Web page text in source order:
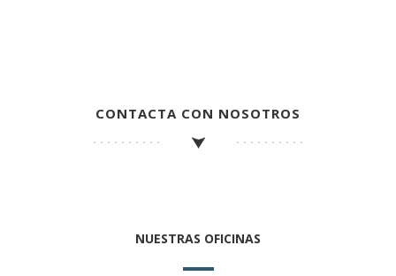
CONTACTA CON NOSOTROS
NUESTRAS OFICINAS